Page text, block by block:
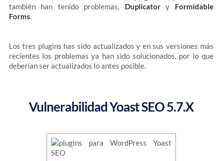
también han tenido problemas, Duplicatory Formidable
Forms.
Los tres plugins has sido actualizados y en sus versiones más
recientes los problemas ya han sido solucionados, por lo que
deberían ser actualizados lo antes posible.
Vulnerabilidad Yoast SEO 5.7.X